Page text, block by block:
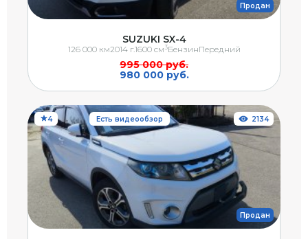
Продан
SUZUKI SX-4
995 000 руб.
980 000 руб.
126 000 км2014 г.1600 см3БензинПередний
4 Есть видеообзор
Продан
2134